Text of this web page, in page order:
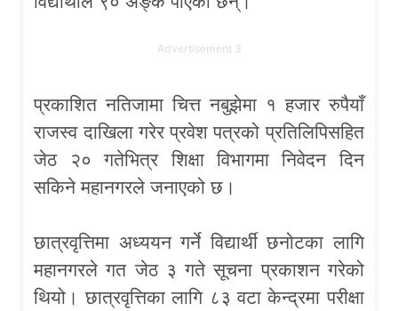
Advertisement 3
प्रकाशित नतिजामा चित्त नबुझेमा १ हजार रुपैयाँ
राजस्व दाखिला गरेर प्रवेश पत्रको प्रतिलिपिसहित
जेठ २० गतेभित्र शिक्षा विभागमा निवेदन दिन
सकिने महानगरले जनाएको छ।
छात्रवृत्तिमा अध्ययन गर्ने विद्यार्थी छनोटका लागि
महानगरले गत जेठ ३ गते सूचना प्रकाशन गरेको
थियो। छात्रवृत्तिका लागि ८३ वटा केन्द्रमा परीक्षा